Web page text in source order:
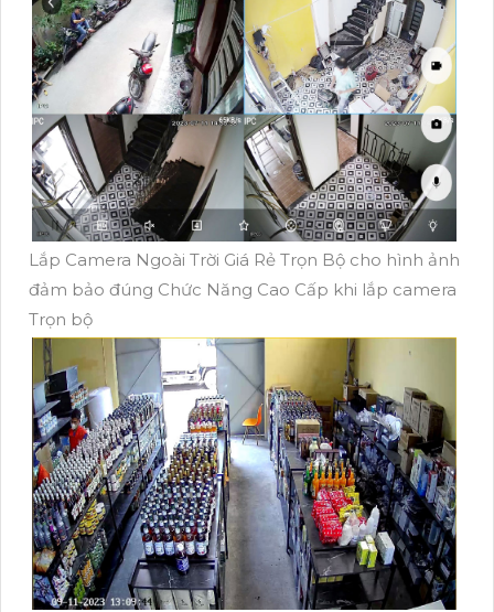
Lắp Camera Ngoài Trời Giá Rẻ Trọn Bộ cho hình ảnh
đảm bảo đúng Chức Năng Cao Cấp khi lắp camera
Trọn bộ